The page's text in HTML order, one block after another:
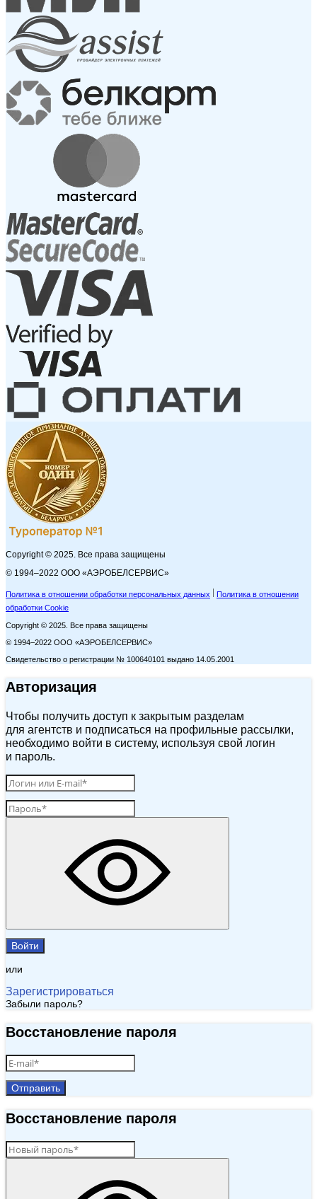
Copyright © 2025. Все права защищены
© 1994–2022 ООО «АЭРОБЕЛСЕРВИС»
Политика в отношении обработки персональных данных
Политика в отношении
обработки Cookie
Copyright © 2025. Все права защищены
© 1994–2022 ООО «АЭРОБЕЛСЕРВИС»
Свидетельство о регистрации № 100640101 выдано 14.05.2001
Авторизация
Чтобы получить доступ к закрытым разделам
для агентств и подписаться на профильные рассылки,
необходимо войти в систему, используя свой логин
и пароль.
Войти
или
Зарегистрироваться
Забыли пароль?
Восстановление пароля
Отправить
Восстановление пароля